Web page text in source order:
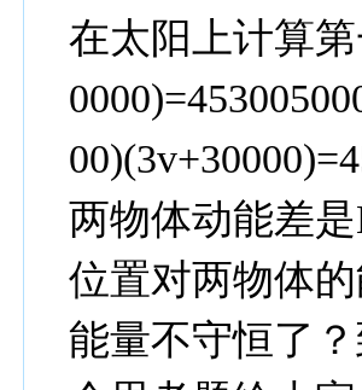
在太阳上计算
两物体动能差是
位置对两物体
能量不守恒了